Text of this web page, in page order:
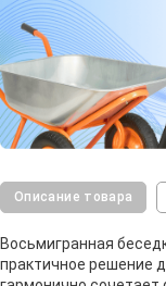
Описание товара
Восьмигранная
практичное решение